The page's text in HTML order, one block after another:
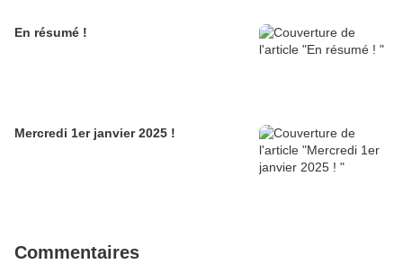
En résumé !
Mercredi 1er janvier 2025 !
Commentaires